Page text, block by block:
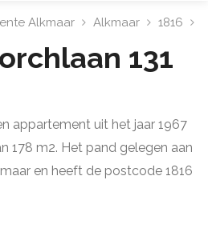
Alkmaar Alkmaar 1816
131
appartement uit het jaar 1967
178 m2. Het pand gelegen aan
en heeft de postcode 1816